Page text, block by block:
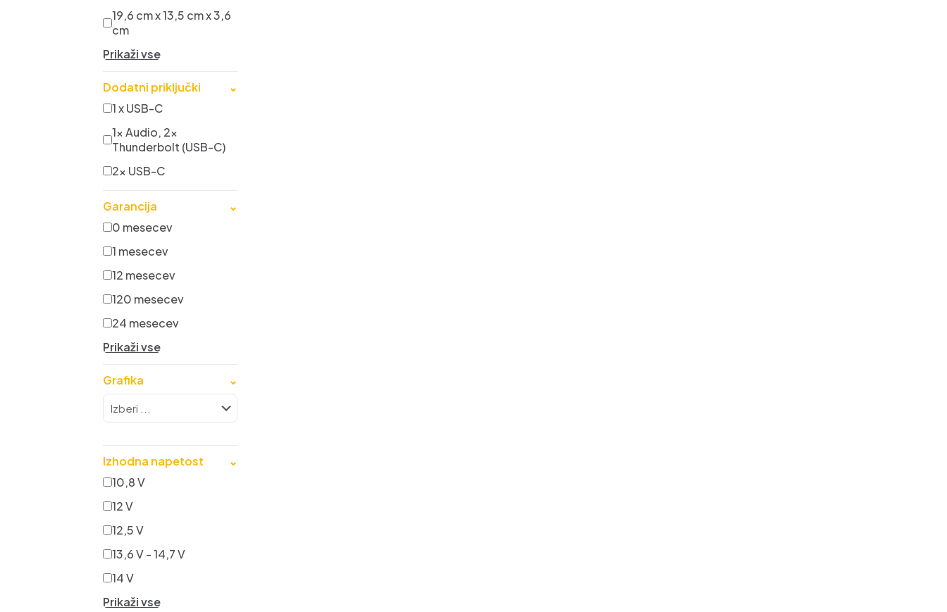
19,6 cm x 13,5 cm x 3,6
cm
Prikaži vse
Dodatni priključki
⌄
1 x USB-C
1x Audio, 2x
Thunderbolt (USB-C)
2x USB-C
Garancija
⌄
0 mesecev
1 mesecev
12 mesecev
120 mesecev
24 mesecev
Prikaži vse
Grafika ⌄
Izhodna napetost
⌄
10,8 V
12 V
12,5 V
13,6 V - 14,7 V
14 V
Prikaži vse